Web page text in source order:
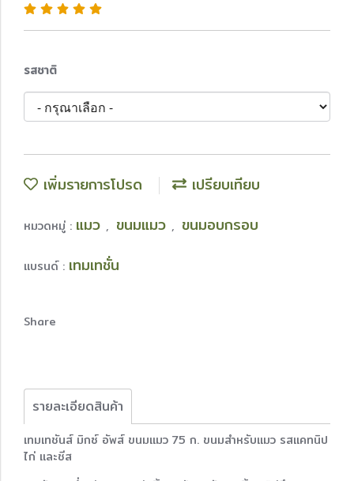
รสชาติ
เพิ่มรายการโปรด เปรียบเทียบ
หมวดหมู่ : แมว , ขนมแมว , ขนมอบกรอบ
แบรนด์ : เทมเทชั่น
Share
รายละเอียดสินค้า
เทมเทชันส์ มิกซ์ อัพส์ ขนมแมว 75 ก. ขนมสำหรับแมว รสแคทนิป
ไก่ และชีส